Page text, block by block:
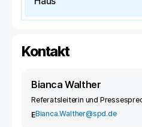
Kontakt
Bianca Walther
Referatsleiterin und
EBianca.Walther@spd.de